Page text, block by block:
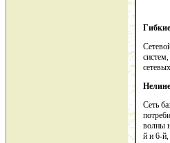
Сеть
волны
й и 6-й,